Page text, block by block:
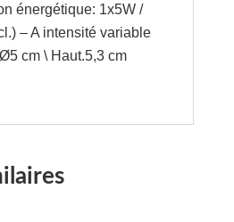
énergétique: 1x5W /
– A intensité variable
cm \ Haut.5,3 cm